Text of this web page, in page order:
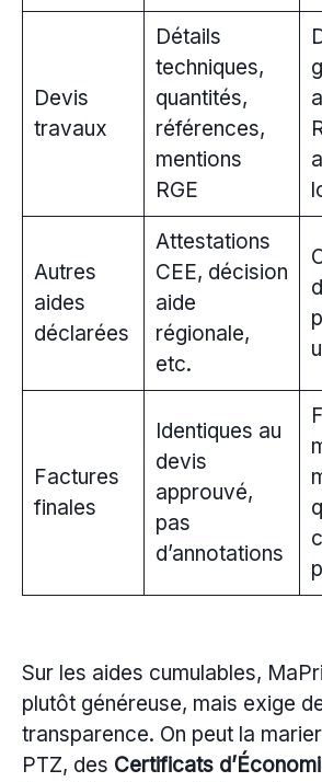
Devis
travaux
Détails
techniques,
quantités,
références,
mentions
RGE
Autres
aides
déclarées
Attestations
CEE, décision
aide
régionale,
etc.
Factures
finales
Identiques au
devis
approuvé,
pas
d’annotations
Sur les aides cumulables,
plutôt généreuse, mais exige
transparence. On peut la
PTZ, des Certificats